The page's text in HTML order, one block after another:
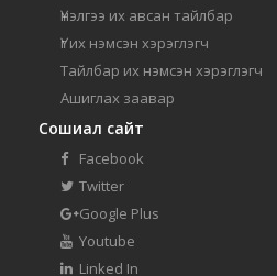
Үнэлгээ их авсан тайлбар
Үг их нэмсэн хэрэглэгч
Тайлбар их нэмсэн хэрэглэгч
Ашиглах заавар
Сошиал сайт
Facebook
Twitter
Google Plus
Youtube
Linked In